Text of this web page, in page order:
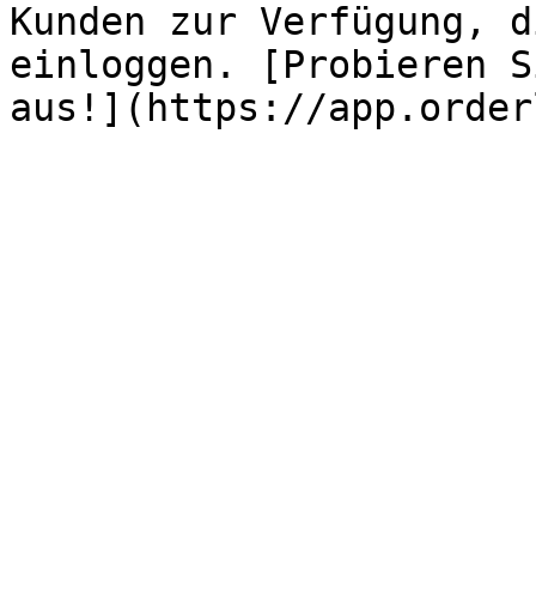
Kunden zur
einloggen. [Probieren